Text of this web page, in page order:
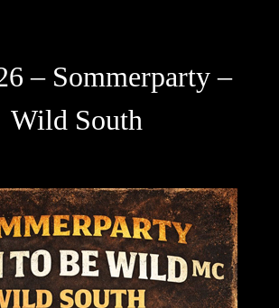
– Sommerparty –
Wild South